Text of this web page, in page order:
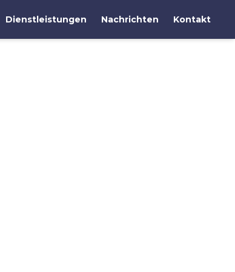
Dienstleistungen Nachrichten Kontakt